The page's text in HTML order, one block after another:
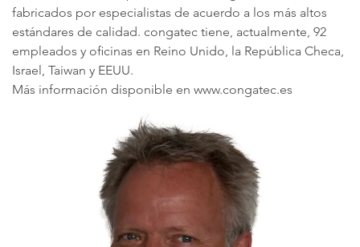
fabricados por especialistas de acuerdo a los más altos
estándares de calidad. congatec tiene, actualmente, 92
empleados y oficinas en Reino Unido, la República Checa,
Israel, Taiwan y EEUU.
Más información disponible en www.congatec.es